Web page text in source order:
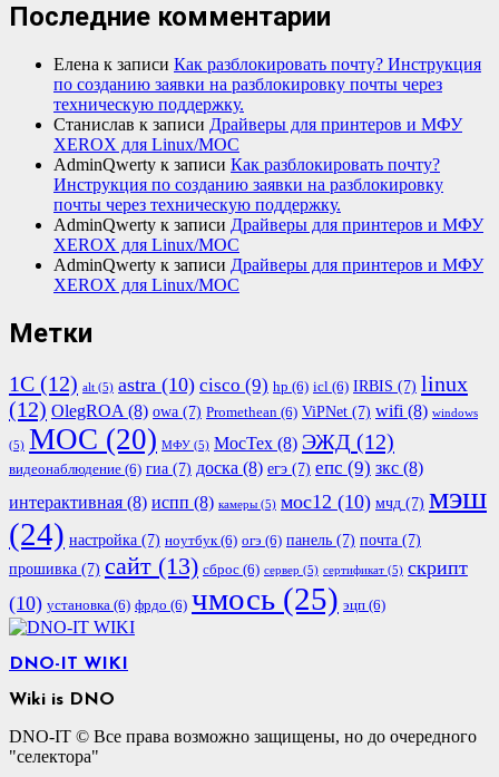
Последние комментарии
Елена к записи Как разблокировать почту? Инструкция
по созданию заявки на разблокировку почты через
техническую поддержку.
Станислав к записи Драйверы для принтеров и МФУ
XEROX для Linux/МОС
AdminQwerty к записи Как разблокировать почту?
Инструкция по созданию заявки на разблокировку
почты через техническую поддержку.
AdminQwerty к записи Драйверы для принтеров и МФУ
XEROX для Linux/МОС
AdminQwerty к записи Драйверы для принтеров и МФУ
XEROX для Linux/МОС
Метки
1С (12) alt (5) astra (10) cisco (9) hp (6) icl (6) IRBIS (7) linux
(12) OlegROA (8) owa (7) Promethean (6) ViPNet (7) wifi (8) windows
(5) МОС (20) МФУ (5) МосТех (8) ЭЖД (12)
видеонаблюдение (6) гиа (7) доска (8) егэ (7) епс (9) зкс (8)
интерактивная (8) испп (8) камеры (5) мос12 (10) мчд (7) мэш
(24) настройка (7) ноутбук(6) огэ (6) панель (7) почта (7)
прошивка (7) сайт (13) сброс (6) сервер (5) сертификат (5) скрипт
(10) установка (6) фрдо (6) чмось (25) эцп (6)
DNO-IT WIKI
Wiki is DNO
DNO-IT © Все права возможно защищены, но до очередного
"селектора"